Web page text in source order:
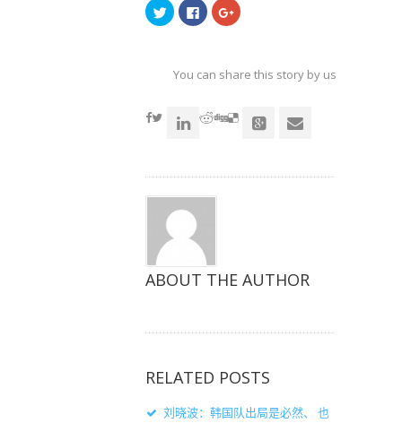
点
击
共
享
窗
口
点
击
共
享
窗
口
点
击
共
享
窗
口
You can share this story by using your
ABOUT THE AUTHOR
RELATED POSTS
刘晓波：韩国队出局是必然、 也